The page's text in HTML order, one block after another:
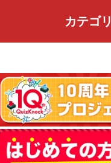
カテゴリ